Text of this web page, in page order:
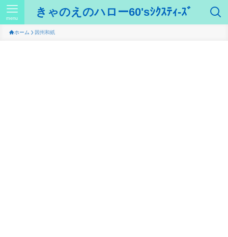
きゃのえのハロー60'sｼｸｽﾃｨ-ｽﾞ
menu
ホーム 因州和紙